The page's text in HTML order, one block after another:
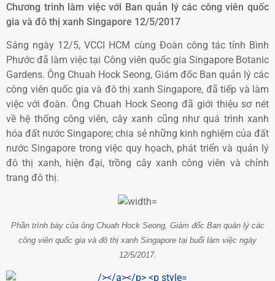
Chương trình làm việc với Ban quản lý các công viên quốc
gia và đô thị xanh Singapore 12/5/2017
Sáng ngày 12/5, VCCI HCM cùng Đoàn công tác tỉnh Bình
Phước đã làm việc tại Công viên quốc gia Singapore Botanic
Gardens. Ông Chuah Hock Seong, Giám đốc Ban quản lý các
công viên quốc gia và đô thị xanh Singapore, đã tiếp và làm
việc với đoàn. Ông Chuah Hock Seong đã giới thiệu sơ nét
về hệ thống công viên, cây xanh cũng như quá trình xanh
hóa đất nước Singapore; chia sẻ những kinh nghiệm của đất
nước Singapore trong việc quy họach, phát triển và quản lý
đô thị xanh, hiện đại, trồng cây xanh công viên và chỉnh
trang đô thị.
Phần trình bày của ông Chuah Hock Seong, Giám đốc Ban quản lý các
công viên quốc gia và đô thị xanh Singapore tại buổi làm việc ngày
12/5/2017.